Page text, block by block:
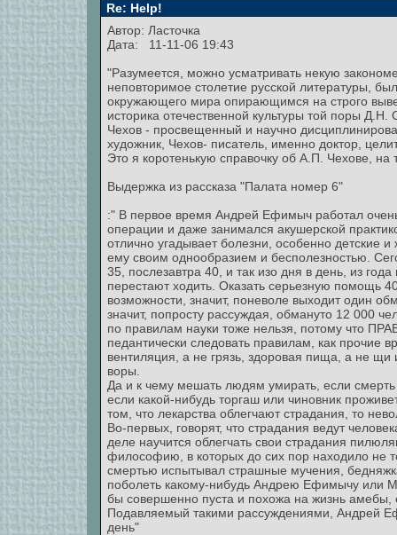
Re: Help!
Автор: Ласточка
Дата: 11-11-06 19:43
"Разумеется, можно усматривать некую
неповторимое столетие русской литературы,
окружающего мира опирающимся на строго
историка отечественной культуры той поры
Чехов - просвещенный и научно
художник, Чехов- писатель, именно доктор,
Это я коротенькую справочку об А.П. Чехове, на
Выдержка из рассказа "Палата номер 6"
:" В первое время Андрей Ефимыч работал
операции и даже занимался акушерской
отлично угадывает болезни, особенно детские
ему своим однообразием и бесполезностью.
35, послезавтра 40, и так изо дня в день, из
перестают ходить. Оказать серьезную помощь
возможности, значит, поневоле выходит один
значит, попросту рассуждая, обмануто 12 000
по правилам науки тоже нельзя, потому что
педантически следовать правилам, как прочие
вентиляция, а не грязь, здоровая пища, а не
воры.
Да и к чему мешать людям умирать, если
если какой-нибудь торгаш или чиновник
том, что лекарства облегчают страдания, то
Во-первых, говорят, что страдания ведут
деле научится облегчать свои страдания
философию, в которых до сих пор находило не
смертью испытывал страшные мучения,
поболеть какому-нибудь Андрею Ефимычу или
бы совершенно пуста и похожа на жизнь амебы,
Подавляемый такими рассуждениями, Андрей
день"